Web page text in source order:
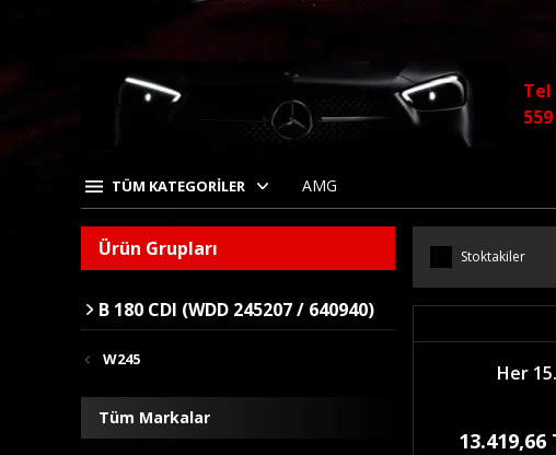
Tel
TÜM KATEGORİLER AMG
Ürün Grupları
B 180 CDI (WDD 245207 / 640940)
W245
Tüm Markalar
Stoktakiler
Her